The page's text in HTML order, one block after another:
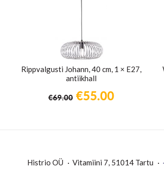
Rippvalgusti Johann, 40 cm, 1 × E27,
antiikhall
€69.00 Algne
€55.00Praegune
Histrio OÜ Vitamiini 7, 51014 Tartu